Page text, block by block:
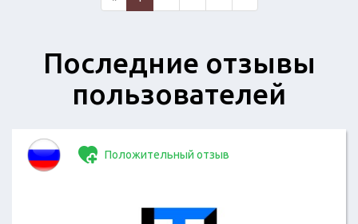
Последние отзывы
пользователей
Положительный отзыв